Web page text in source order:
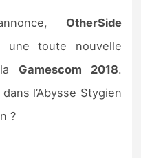
OtherSide
une toute nouvelle
Gamescom 2018.
l’Abysse Stygien
?